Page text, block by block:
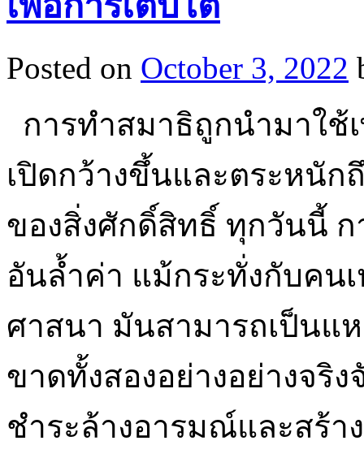
Posted on October 3, 2022
การทำสมาธิถูกนำมาใช้
เปิดกว้างขึ้นและตระหนัก
ของสิ่งศักดิ์สิทธิ์ ทุกวันนี้ ก
อันล้ำค่า แม้กระทั่งกับคน
ศาสนา มันสามารถเป็นแ
ขาดทั้งสองอย่างอย่างจริ
ชำระล้างอารมณ์และสร้